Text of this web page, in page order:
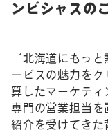
ンビシャスの
“北海道にもっ
ービスの魅力をク
算したマーケティ
専門の営業担当を
紹介を受けてきた